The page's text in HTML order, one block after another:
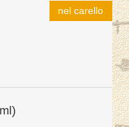
nel carello